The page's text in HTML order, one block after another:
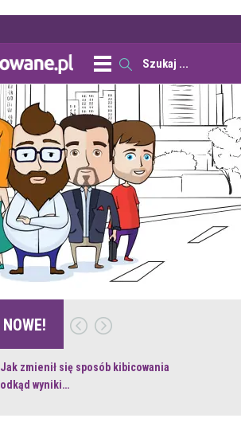
NOWE!
Jak zmienił się sposób kibicowania
odkąd wyniki…